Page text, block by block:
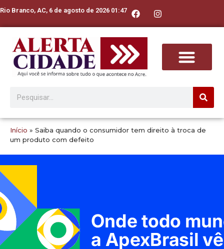
Rio Branco, AC, 6 de agosto de 2026 01:47
Início » Saiba quando o consumidor tem direito à troca de
um produto com defeito